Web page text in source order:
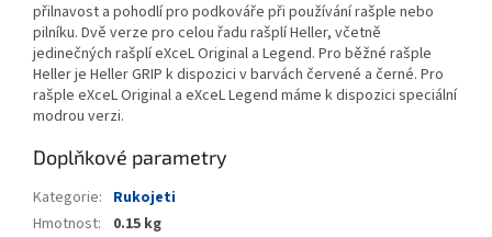
přilnavost a pohodlí pro podkováře při používání rašple nebo
pilníku. Dvě verze pro celou řadu rašplí Heller, včetně
jedinečných rašplí eXceL Original a Legend. Pro běžné rašple
Heller je Heller GRIP k dispozici v barvách červené a černé. Pro
rašple eXceL Original a eXceL Legend máme k dispozici speciální
modrou verzi.
Doplňkové parametry
Kategorie: Rukojeti
Hmotnost:
0.15 kg